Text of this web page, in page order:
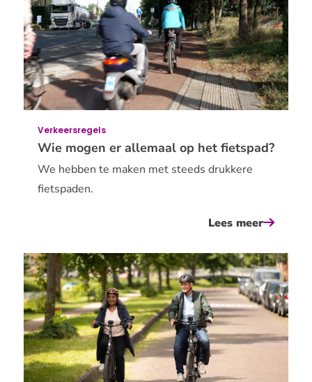
veilige
en
legale
fatbike
aan?
Wie mogen er allemaal op het fietspad?
Verkeersregels
We hebben te maken met steeds drukkere
fietspaden.
Lees meerover
mogen
er
allemaal
op
het